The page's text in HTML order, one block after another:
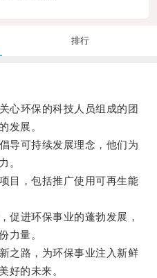
排行
环保的科技人员组成的团
发展。
可持续发展理念，他们为
。
，包括推广使用可再生能
进环保事业的蓬勃发展，
力量。
路，为环保事业注入新鲜
好的未来。